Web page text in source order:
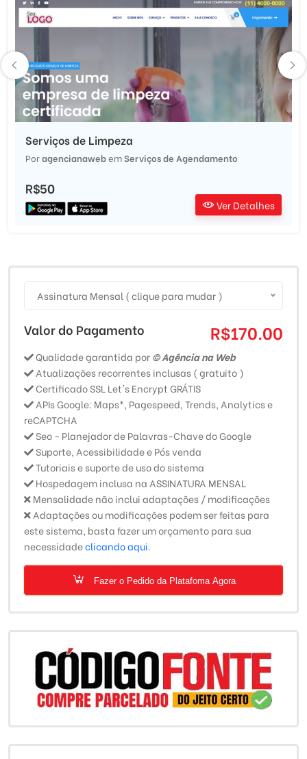
Serviços de Limpeza
PoragencianawebemServiços de Agendamento
R$50
Ver Detalhes
Assinatura Mensal ( clique para mudar )
Valor do Pagamento R$170.00
Qualidade garantida por© Agência na Web
Atualizações recorrentes inclusas ( gratuito )
Certificado SSL Let's Encrypt GRÁTIS
APIs Google: Maps*, Pagespeed, Trends, Analytics e
reCAPTCHA
Seo - Planejador de Palavras-Chave do Google
Suporte, Acessibilidade e Pós venda
Tutoriais e suporte de uso do sistema
Hospedagem inclusa na ASSINATURA MENSAL
Mensalidade não inclui adaptações / modificações
Adaptações ou modificações podem ser feitas para
este sistema, basta fazer um orçamento para sua
necessidadeclicando aqui.
Fazer o Pedido da Platafoma Agora